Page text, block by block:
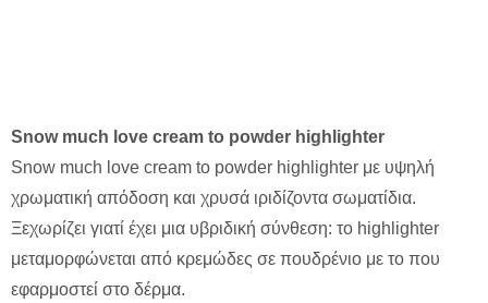
Snow much love cream to powder highlighter
Snow much love cream to powder highlighter με υψηλή
χρωματική απόδοση και χρυσά ιριδίζοντα σωματίδια.
Ξεχωρίζει γιατί έχει μια υβριδική σύνθεση: το highlighter
μεταμορφώνεται από κρεμώδες σε πουδρένιο με το που
εφαρμοστεί στο δέρμα.